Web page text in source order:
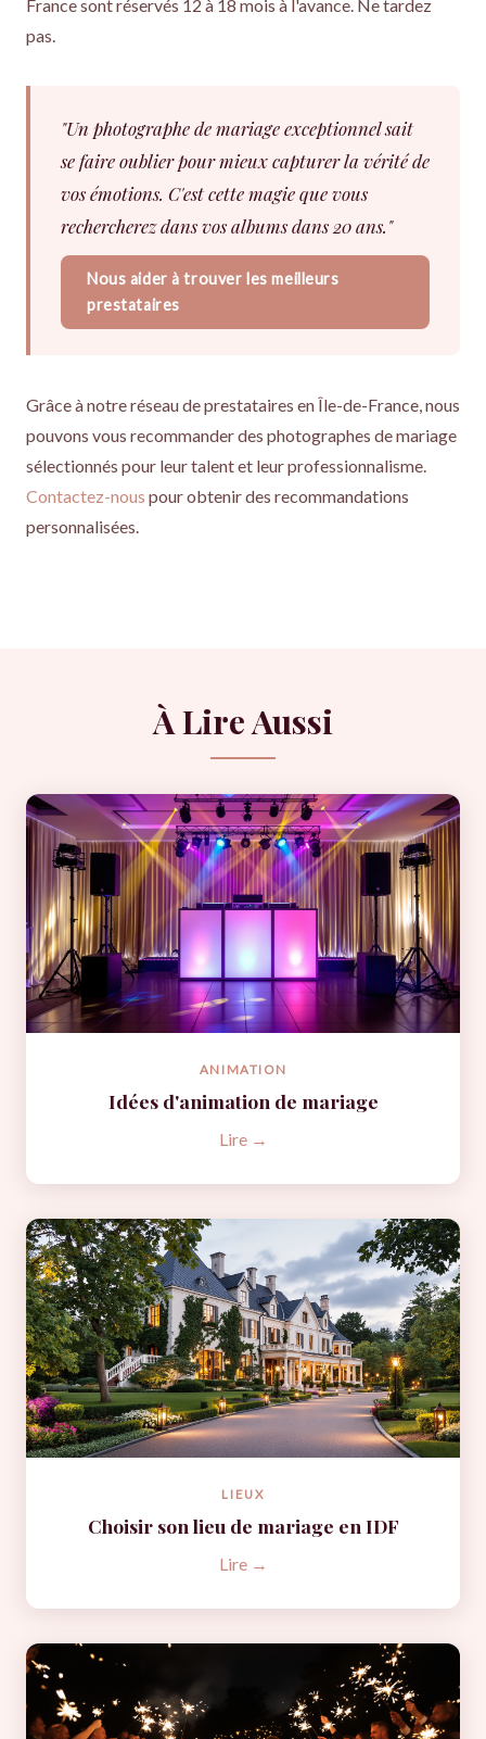
France sont réservés 12 à 18 mois à l'avance. Ne tardez
pas.
"Un photographe de mariage exceptionnel sait
se faire oublier pour mieux capturer la vérité de
vos émotions. C'est cette magie que vous
rechercherez dans vos albums dans 20 ans."
Nous aider à trouver les meilleurs
prestataires
Grâce à notre réseau de prestataires en Île-de-France, nous
pouvons vous recommander des photographes de mariage
sélectionnés pour leur talent et leur professionnalisme.
Contactez-nous pour obtenir des recommandations
personnalisées.
À Lire Aussi
ANIMATION
Idées d'animation de mariage
Lire →
LIEUX
Choisir son lieu de mariage en IDF
Lire →